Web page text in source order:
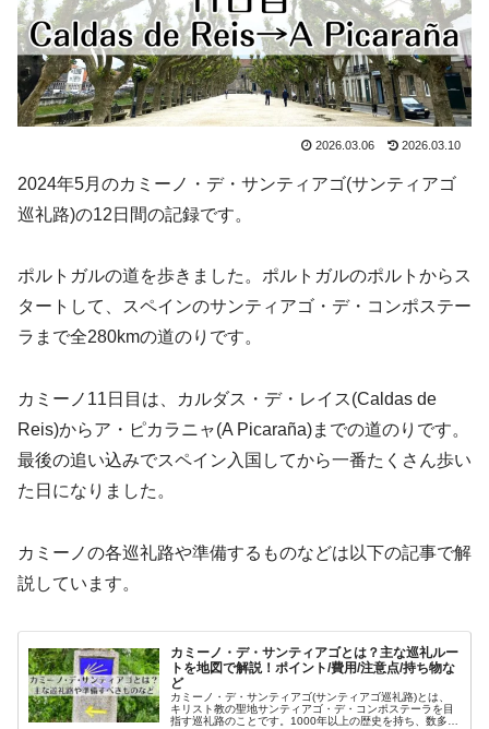
2026.03.06 2026.03.10
2024年5月のカミーノ・デ・サンティアゴ(サンティアゴ
巡礼路)の12日間の記録です。
ポルトガルの道を歩きました。ポルトガルのポルトからス
タートして、スペインのサンティアゴ・デ・コンポステー
ラまで全280kmの道のりです。
カミーノ11日目は、カルダス・デ・レイス(Caldas de
Reis)からア・ピカラニャ(A Picaraña)までの道のりです。
最後の追い込みでスペイン入国してから一番たくさん歩い
た日になりました。
カミーノの各巡礼路や準備するものなどは以下の記事で解
説しています。
カミーノ・デ・サンティアゴとは？主な巡礼ルー
トを地図で解説！ポイント/費用/注意点/持ち物な
ど
カミーノ・デ・サンティアゴ(サンティアゴ巡礼路)とは、
キリスト教の聖地サンティアゴ・デ・コンポステーラを目
指す巡礼路のことです。1000年以上の歴史を持ち、数多く